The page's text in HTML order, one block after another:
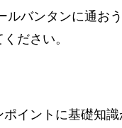
バンタンに通おう
ださい。
ポイントに基礎知